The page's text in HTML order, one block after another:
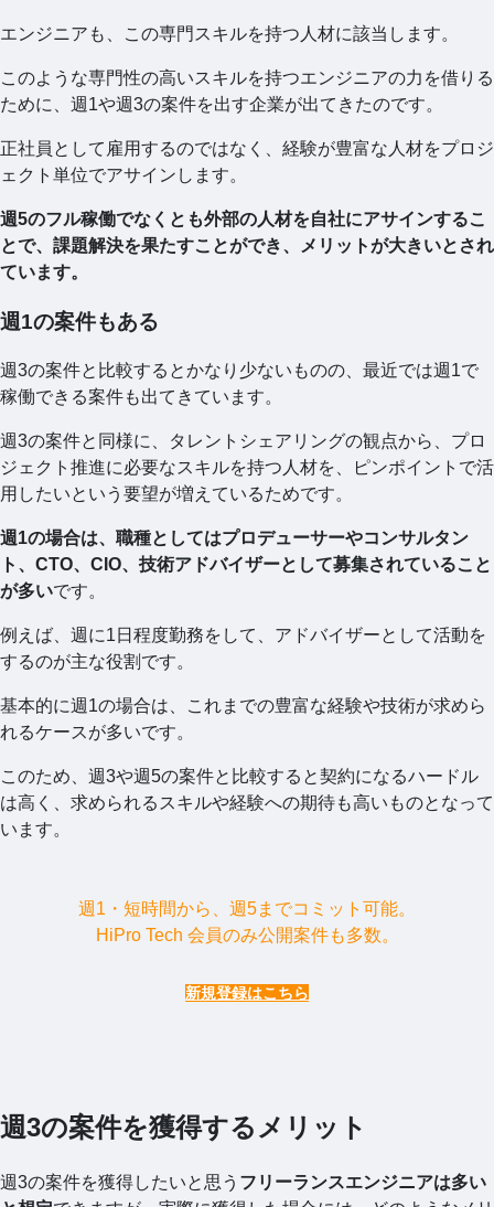
エンジニアも、この専門スキルを持つ人材に該当します。
このような専門性の高いスキルを持つエンジニアの力を借りる
ために、週1や週3の案件を出す企業が出てきたのです。
正社員として雇用するのではなく、経験が豊富な人材をプロジ
ェクト単位でアサインします。
週5のフル稼働でなくとも外部の人材を自社にアサインするこ
とで、課題解決を果たすことができ、メリットが大きいとされ
ています。
週1の案件もある
週3の案件と比較するとかなり少ないものの、最近では週1で
稼働できる案件も出てきています。
週3の案件と同様に、タレントシェアリングの観点から、プロ
ジェクト推進に必要なスキルを持つ人材を、ピンポイントで活
用したいという要望が増えているためです。
週1の場合は、職種としてはプロデューサーやコンサルタン
ト、CTO、CIO、技術アドバイザーとして募集されていること
が多いです。
例えば、週に1日程度勤務をして、アドバイザーとして活動を
するのが主な役割です。
基本的に週1の場合は、これまでの豊富な経験や技術が求めら
れるケースが多いです。
このため、週3や週5の案件と比較すると契約になるハードル
は高く、求められるスキルや経験への期待も高いものとなって
います。
週1・短時間から、週5までコミット可能。
HiPro Tech 会員のみ公開案件も多数。
新規登録はこちら
週3の案件を獲得するメリット
週3の案件を獲得したいと思う フリーランスエンジニアは多い